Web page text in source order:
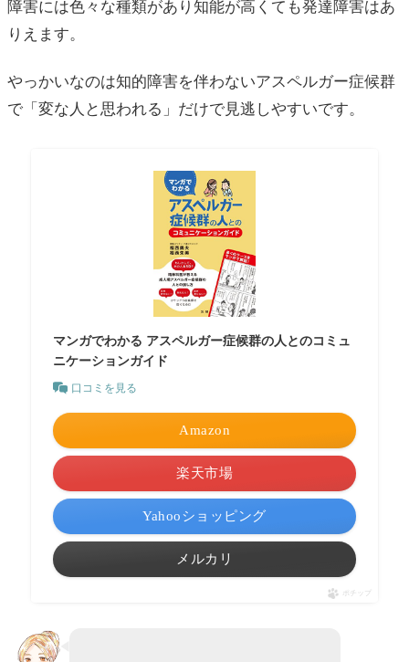
障害には色々な種類があり知能が高くても発達障害はあ
りえます。
やっかいなのは知的障害を伴わないアスペルガー症候群
で「変な人と思われる」だけで見逃しやすいです。
マンガでわかる アスペルガー症候群の人とのコミュ
ニケーションガイド
口コミを見る
Amazon
楽天市場
Yahooショッピング
メルカリ
ポチップ